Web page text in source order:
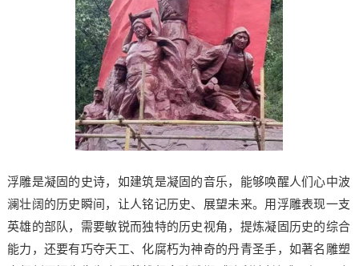
浮雕是凝固的史诗，如建筑是凝固的音乐，能够唤醒人们心中波
澜壮阔的历史瞬间，让人铭记历史、展望未来。用浮雕表现一支
英雄的部队，需要敏锐而独特的历史视角，提炼凝固历史的综合
能力，还要有巧夺天工、化腐朽为神奇的丹青圣手，如著名雕塑